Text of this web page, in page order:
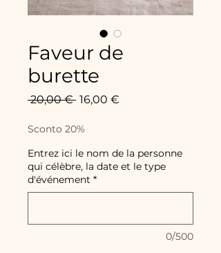
Faveur de
burette
20,00 € Prix
16,00 €
Sconto 20%
Entrez ici le nom de la personne
qui célèbre, la date et le type
d'événement *
0/500